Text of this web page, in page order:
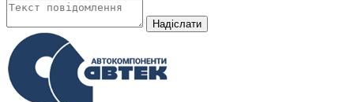
Надiслати